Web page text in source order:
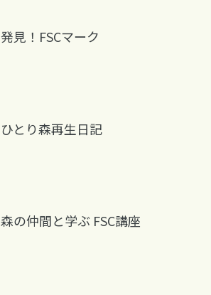
発見！FSCマーク
ひとり森再生日記
森の仲間と学ぶ FSC講座